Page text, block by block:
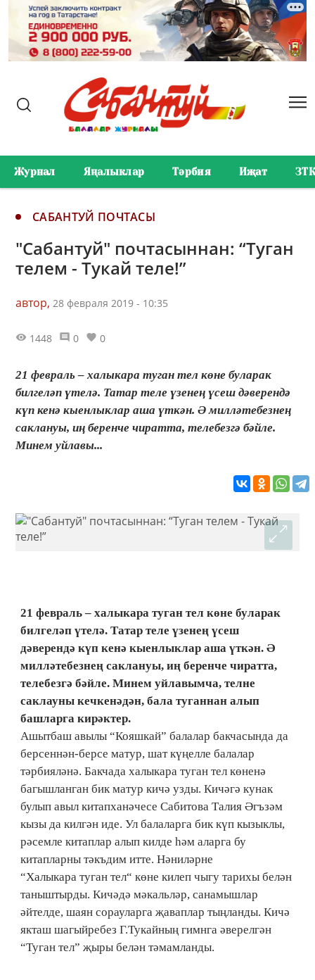
Журнал Яңалыклар Тәрбия Иҗат ЗТК
САБАНТУЙ ПОЧТАСЫ
"Сабантуй" почтасыннан: “Туган
телем - Тукай теле!”
автор, 28 февраля 2019 - 10:35
1448 0 0
21 февраль – халыкара туган тел көне буларак
билгеләп үтелә. Татар теле үзенең үсеш дәверендә
күп кенә кыенлыклар аша үткән. Ә милләтебезнең
саклануы, иң беренче чиратта, телебезгә бәйле.
Минем уйлавы...
21 февраль – халыкара туган тел көне буларак
билгеләп үтелә. Татар теле үзенең үсеш
дәверендә күп кенә кыенлыклар аша үткән. Ә
милләтебезнең саклануы, иң беренче чиратта,
телебезгә бәйле. Минем уйлавымча, телне
саклауны кечкенәдән, бала туганнан алып
башларга кирәктер.
Ашытбаш авылы “Кояшкай” балалар бакчасында да
берсеннән-берсе матур, шат күңелле балалар
тәрбияләнә. Бакчада халыкара туган тел көненә
багышланган бик матур кичә узды. Кичәгә кунак
булып авыл китапханәчесе Сабитова Талия Әгъзәм
кызы да килгән иде. Ул балаларга бик күп кызыклы,
рәсемле китаплар алып килде һәм аларга бу
китапларны тәкъдим итте. Нәниләрне
“Халыкара туган тел“ көне килеп чыгу тарихы белән
таныштырды. Кичәдә мәкальләр, санамышлар
әйтелде, шаян сорауларга җаваплар тыңланды. Кичә
якташ шагыйребез Г.Тукайның гимнга әверелгән
“Туган тел” җыры белән тәмамланды.